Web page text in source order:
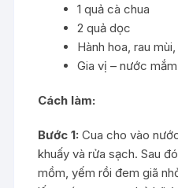
1 quả cà chua
2 quả dọc
Hành hoa, rau
Gia vị – nước
Cách làm:
Bước 1: Cua cho vào
khuấy và rửa sạch. Sau
mồm, yếm rồi đem giã